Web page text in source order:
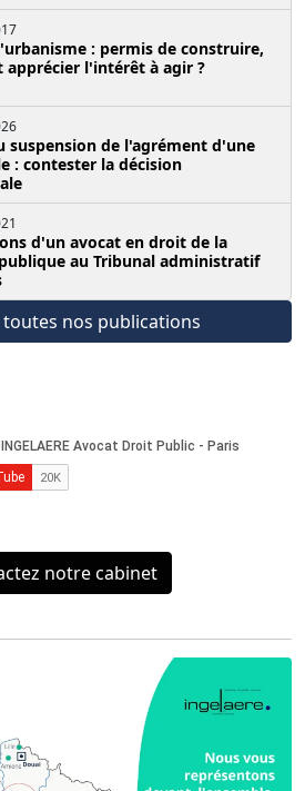
: permis de construire,
apprécier l'intérêt à agir ?
suspension de l'agrément d'une
: contester la décision
d'un avocat en droit de la
au Tribunal administratif
toutes nos publications
notre cabinet